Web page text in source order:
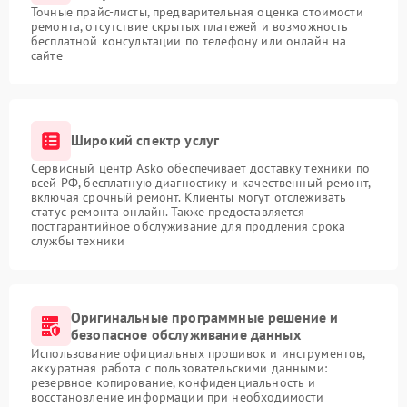
Точные прайс-листы, предварительная оценка стоимости
ремонта, отсутствие скрытых платежей и возможность
бесплатной консультации по телефону или онлайн на
сайте
Широкий спектр услуг
Сервисный центр Asko обеспечивает доставку техники по
всей РФ, бесплатную диагностику и качественный ремонт,
включая срочный ремонт. Клиенты могут отслеживать
статус ремонта онлайн. Также предоставляется
постгарантийное обслуживание для продления срока
службы техники
Оригинальные программные решение и
безопасное обслуживание данных
Использование официальных прошивок и инструментов,
аккуратная работа с пользовательскими данными:
резервное копирование, конфиденциальность и
восстановление информации при необходимости